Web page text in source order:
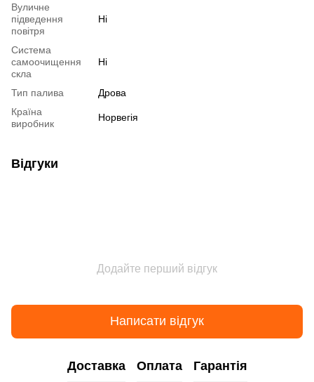
Вуличне
підведення
повітря
Ні
Система
самоочищення
скла
Ні
Тип палива
Дрова
Країна
виробник
Норвегія
Відгуки
Додайте перший відгук
Написати відгук
Доставка Оплата Гарантія